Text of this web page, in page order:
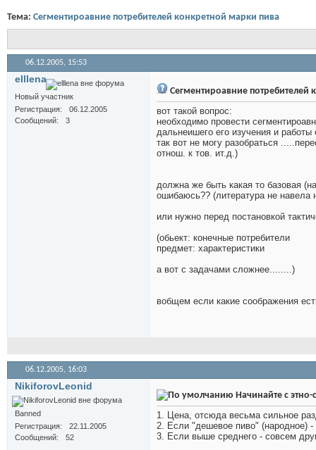
Тема: Сегментироавние потребителей конкретной марки пива
06.12.2005, 15:53
elllena
Новый участник
Регистрация
06.12.2005
Сообщений
3
Сегментироавние потребителей
вот такой вопрос:
необходимо провести
дальнеишего его изучения и
так вот не могу разобраться
отнош. к тов. ит.д.)
должна же быть какая то базовая
ошибаюсь?? (литература не навела
или нужно перед постановкой
(обьект: конечные потребители
предмет: характеристики
а вот с задачами сложнее........)
вобщем если какие соображения
06.12.2005, 16:03
NikiforovLeonid
Banned
Регистрация
22.11.2005
Сообщений
52
Начинайте с
1. Цена, отсюда весьма сильное
2. Если "дешевое пиво" (народное)
3. Если выше среднего - совсем